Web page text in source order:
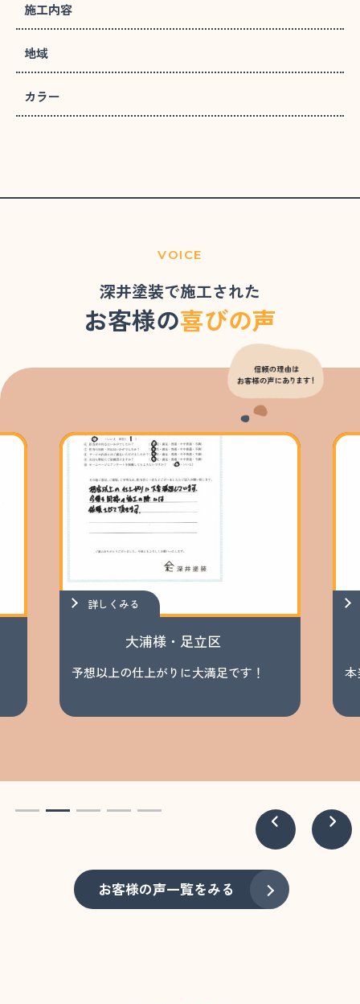
施工内容
地域
カラー
VOICE
深井塗装で施工された
お客様の喜びの声
大浦様・足立区
予想以上の仕上がりに大満足です！
詳しくみる
本
お客様の声一覧をみる